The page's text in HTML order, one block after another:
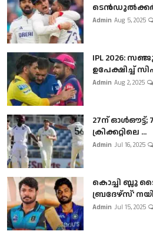
ടെൻഡുല്‍ക്കർ
Admin Aug 5, 2025
IPL 2026:
ഉപേക്ഷിച്ച്
Admin Aug 2, 2025
27ന് ഓൾഔട്ട്;
ക്രിക്കറ്റിലെ ...
Admin Jul 16, 2025
കൊച്ചി ബ്ലൂ
ബ്രദേഴ്സ്'
Admin Jul 15, 2025